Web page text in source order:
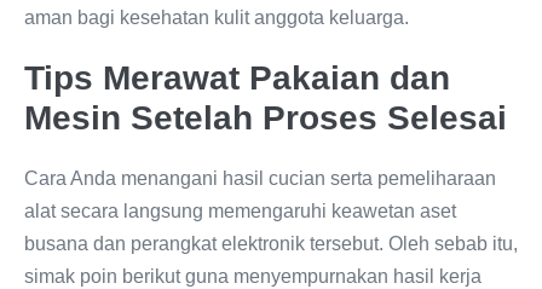
aman bagi kesehatan kulit anggota keluarga.
Tips Merawat Pakaian dan
Mesin Setelah Proses Selesai
Cara Anda menangani hasil cucian serta pemeliharaan
alat secara langsung memengaruhi keawetan aset
busana dan perangkat elektronik tersebut. Oleh sebab itu,
simak poin berikut guna menyempurnakan hasil kerja